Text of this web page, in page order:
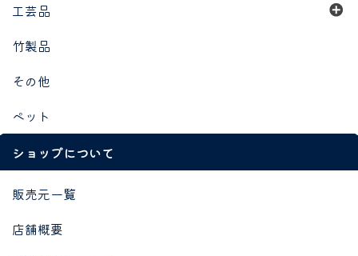
工芸品
竹製品
その他
ペット
ショップについて
販売元一覧
店舗概要